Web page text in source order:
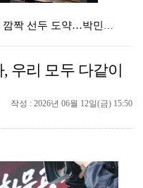
강채연, 제주삼다수 2R 깜짝 선두 도약…박민지 공동 …
폭발까지 5분…안보현·정은채, 목숨 건 사투 시작(재벌…
대한축구협회의 '심판 성접대'…최악의 경우 런던 올림픽…
태국에서 새 도전 시작하는 박항서 감독 "원팀 만들어 …
대놓고 '심판 마사지'로 결재 받기도…최종 결재권자는 …
우리 모두 다같이
작성 : 2026년 06월 12일(금) 15:50